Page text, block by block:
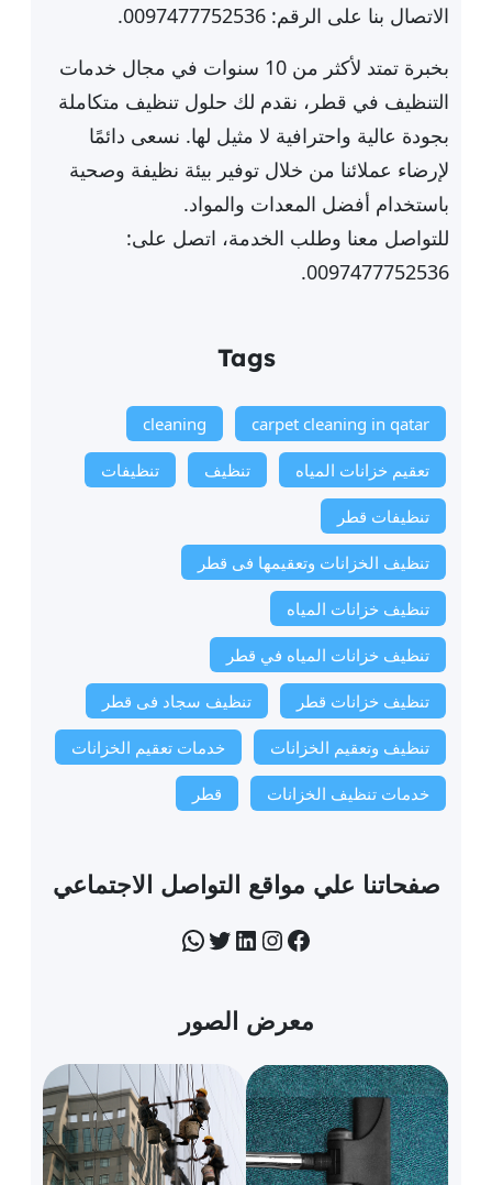
الاتصال بنا على الرقم: 0097477752536.
بخبرة تمتد لأكثر من 10 سنوات في مجال خدمات
التنظيف في قطر، نقدم لك حلول تنظيف متكاملة
بجودة عالية واحترافية لا مثيل لها. نسعى دائمًا
لإرضاء عملائنا من خلال توفير بيئة نظيفة وصحية
باستخدام أفضل المعدات والمواد.
للتواصل معنا وطلب الخدمة، اتصل على:
0097477752536.
Tags
carpet cleaning in qatar
cleaning
تعقيم خزانات المياه تنظيف تنظيفات
تنظيفات قطر
تنظيف الخزانات وتعقيمها فى قطر
تنظيف خزانات المياه
تنظيف خزانات المياه في قطر
تنظيف خزانات قطر تنظيف سجاد فى قطر
تنظيف وتعقيم الخزانات خدمات تعقيم الخزانات
خدمات تنظيف الخزانات قطر
صفحاتنا علي مواقع التواصل الاجتماعي
فيسبوكإنستجرام لينكد إنتويتر واتساب
معرض الصور